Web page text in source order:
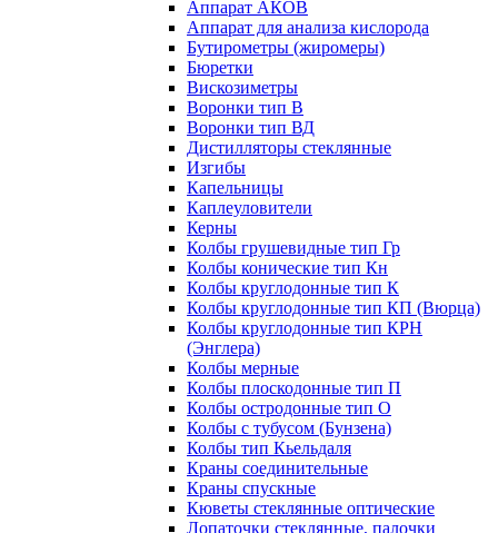
Аппарат АКОВ
Аппарат для анализа кислорода
Бутирометры (жиромеры)
Бюретки
Вискозиметры
Воронки тип В
Воронки тип ВД
Дистилляторы стеклянные
Изгибы
Капельницы
Каплеуловители
Керны
Колбы грушевидные тип Гр
Колбы конические тип Кн
Колбы круглодонные тип К
Колбы круглодонные тип КП (Вюрца)
Колбы круглодонные тип КРН
(Энглера)
Колбы мерные
Колбы плоскодонные тип П
Колбы остродонные тип О
Колбы с тубусом (Бунзена)
Колбы тип Кьельдаля
Краны соединительные
Краны спускные
Кюветы стеклянные оптические
Лопаточки стеклянные, палочки